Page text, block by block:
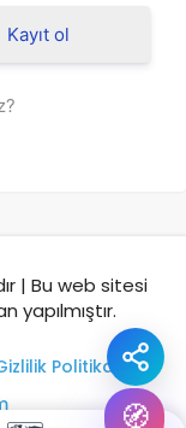
Kayıt ol
| Bu web sitesi
yapılmıştır.
Politikası
🧭